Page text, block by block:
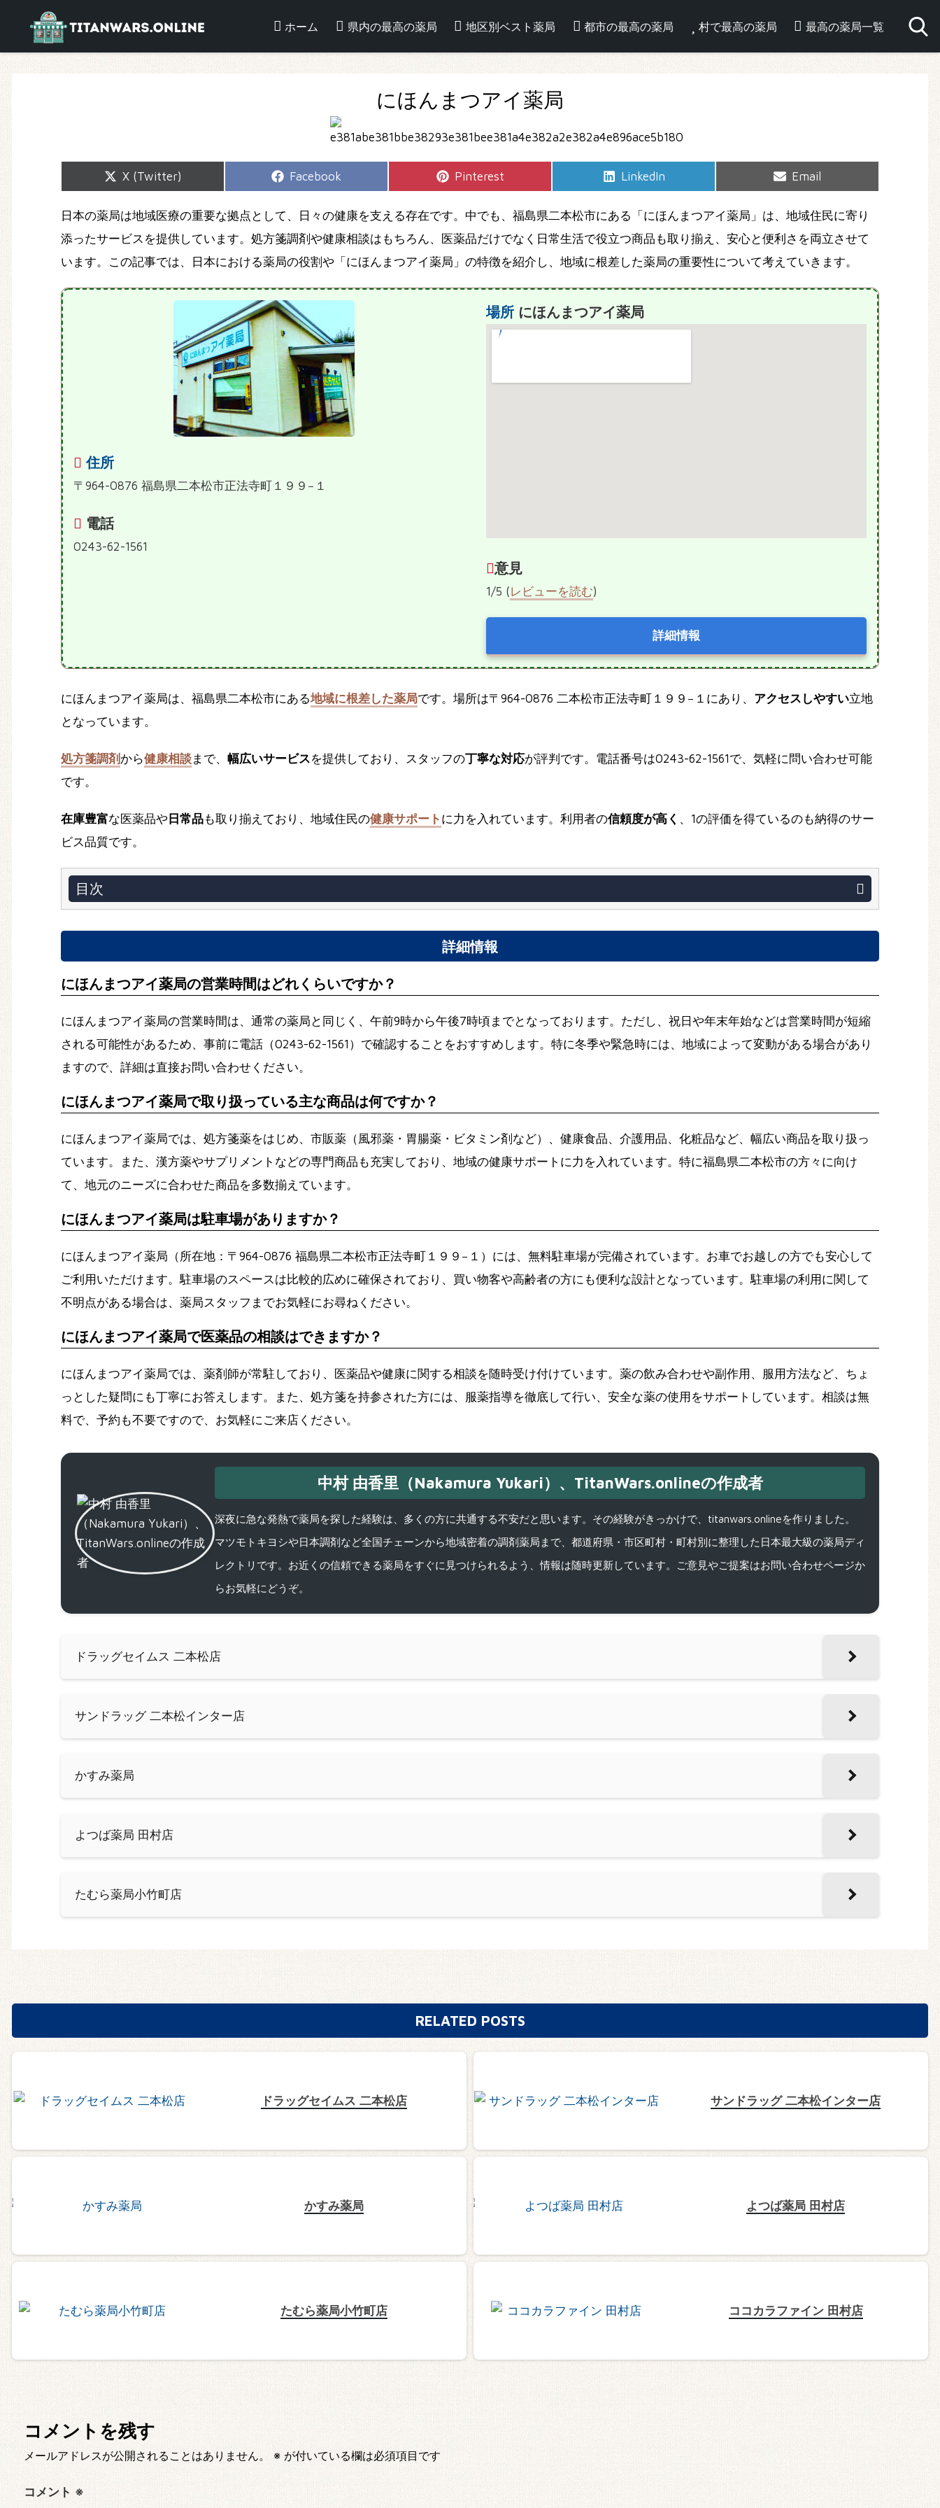
ホーム 県内の最高の薬局 地区別ベスト薬局 都市の最高の薬局 村で最高の薬局 最高の薬局一覧
にほんまつアイ薬局
Share
X (Twitter)
Share
Facebook
Share
Pinterest
Share
LinkedIn
Share
Email
日本の薬局は地域医療の重要な拠点として、日々の健康を支える存在です。中でも、福島県二本松市にある「にほんまつアイ薬局」は、地域住民に寄り
添ったサービスを提供しています。処方箋調剤や健康相談はもちろん、医薬品だけでなく日常生活で役立つ商品も取り揃え、安心と便利さを両立させて
います。この記事では、日本における薬局の役割や「にほんまつアイ薬局」の特徴を紹介し、地域に根差した薬局の重要性について考えていきます。
住所
〒964-0876 福島県二本松市正法寺町１９９−１
電話
0243-62-1561
場所にほんまつアイ薬局
意見
1/5 (レビューを読む)
詳細情報
にほんまつアイ薬局は、福島県二本松市にある地域に根差した薬局です。場所は〒964-0876 二本松市正法寺町１９９−１にあり、 アクセスしやすい立地
となっています。
処方箋調剤 から健康相談まで、 幅広いサービスを提供しており、スタッフの丁寧な対応が評判です。電話番号は0243-62-1561で、気軽に問い合わせ可能
です。
在庫豊富な医薬品や日常品も取り揃えており、地域住民の健康サポート に力を入れています。利用者の信頼度が高く 、1の評価を得ているのも納得のサー
ビス品質です。
目次
詳細情報
にほんまつアイ薬局の営業時間はどれくらいですか？
にほんまつアイ薬局の営業時間は、通常の薬局と同じく、午前9時から午後7時頃までとなっております。ただし、祝日や年末年始などは営業時間が短縮
される可能性があるため、事前に電話（0243-62-1561）で確認することをおすすめします。特に冬季や緊急時には、地域によって変動がある場合があり
ますので、詳細は直接お問い合わせください。
にほんまつアイ薬局で取り扱っている主な商品は何ですか？
にほんまつアイ薬局では、処方箋薬をはじめ、市販薬（風邪薬・胃腸薬・ビタミン剤など）、健康食品、介護用品、化粧品など、幅広い商品を取り扱っ
ています。また、漢方薬やサプリメントなどの専門商品も充実しており、地域の健康サポートに力を入れています。特に福島県二本松市の方々に向け
て、地元のニーズに合わせた商品を多数揃えています。
にほんまつアイ薬局は駐車場がありますか？
にほんまつアイ薬局（所在地：〒964-0876 福島県二本松市正法寺町１９９−１）には、無料駐車場が完備されています。お車でお越しの方でも安心して
ご利用いただけます。駐車場のスペースは比較的広めに確保されており、買い物客や高齢者の方にも便利な設計となっています。駐車場の利用に関して
不明点がある場合は、薬局スタッフまでお気軽にお尋ねください。
にほんまつアイ薬局で医薬品の相談はできますか？
にほんまつアイ薬局では、薬剤師が常駐しており、医薬品や健康に関する相談を随時受け付けています。薬の飲み合わせや副作用、服用方法など、ちょ
っとした疑問にも丁寧にお答えします。また、処方箋を持参された方には、服薬指導を徹底して行い、安全な薬の使用をサポートしています。相談は無
料で、予約も不要ですので、お気軽にご来店ください。
中村 由香里（Nakamura Yukari）、TitanWars.onlineの作成者
深夜に急な発熱で薬局を探した経験は、多くの方に共通する不安だと思います。その経験がきっかけで、titanwars.onlineを作りました。
マツモトキヨシや日本調剤など全国チェーンから地域密着の調剤薬局まで、都道府県・市区町村・町村別に整理した日本最大級の薬局ディ
レクトリです。お近くの信頼できる薬局をすぐに見つけられるよう、情報は随時更新しています。ご意見やご提案はお問い合わせページか
らお気軽にどうぞ。
ドラッグセイムス 二本松店
サンドラッグ 二本松インター店
かすみ薬局
よつば薬局 田村店
たむら薬局小竹町店
RELATED POSTS
ドラッグセイムス 二本松店 サンドラッグ 二本松インター店
かすみ薬局 よつば薬局 田村店
たむら薬局小竹町店 ココカラファイン 田村店
コメントを残す
メールアドレスが公開されることはありません。 ※ が付いている欄は必須項目です
コメント ※